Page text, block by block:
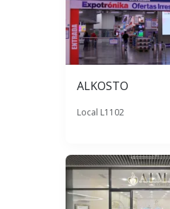
ALKOSTO
Local L1102